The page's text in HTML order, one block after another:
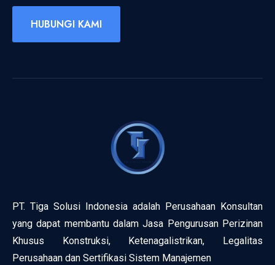
HUBUNGI KAMI
PT. Tiga Solusi Indonesia adalah Perusahaan Konsultan
yang dapat membantu dalam Jasa Pengurusan Perizinan
Khusus Konstruksi, Ketenagalistrikan, Legalitas
Perusahaan dan Sertifikasi Sistem Manajemen